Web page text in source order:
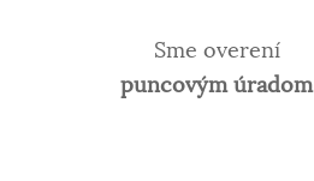
Sme overení
puncovým úradom